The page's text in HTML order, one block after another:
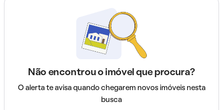
Não encontrou o imóvel que procura?
O alerta te avisa quando chegarem novos imóveis nesta
busca